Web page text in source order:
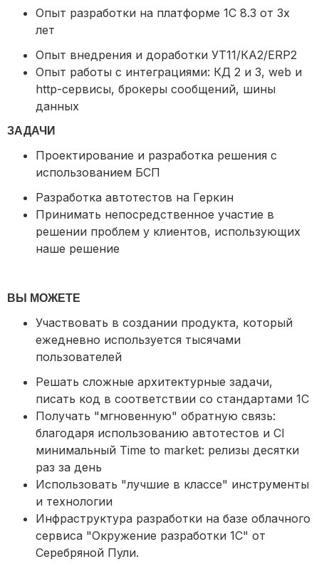
Опыт разработки на платформе 1С 8.3 от 3х
лет
Опыт внедрения и доработки УТ11/КА2/ERP2
Опыт работы с интеграциями: КД 2 и 3, web и
http-сервисы, брокеры сообщений, шины
данных
ЗАДАЧИ
Проектирование и разработка решения с
использованием БСП
Разработка автотестов на Геркин
Принимать непосредственное участие в
решении проблем у клиентов, использующих
наше решение
ВЫ МОЖЕТЕ
Участвовать в создании продукта, который
ежедневно используется тысячами
пользователей
Решать сложные архитектурные задачи,
писать код в соответствии со стандартами 1С
Получать "мгновенную" обратную связь:
благодаря использованию автотестов и CI
минимальный Time to market: релизы десятки
раз за день
Использовать "лучшие в классе" инструменты
и технологии
Инфраструктура разработки на базе облачного
сервиса "Окружение разработки 1С" от
Серебряной Пули.